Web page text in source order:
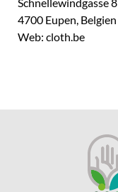
4700 Eupen, Belgien
Web: cloth.be